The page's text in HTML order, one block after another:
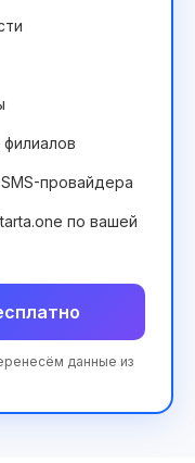
провайдера
по вашей
данные из